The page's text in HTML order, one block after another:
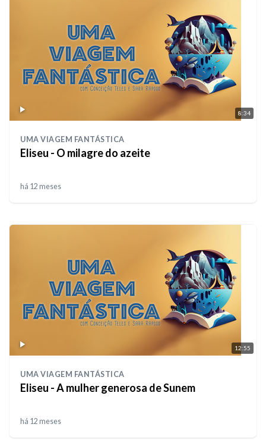
8:34
UMA VIAGEM FANTÁSTICA
Eliseu - O milagre do azeite
há 12 meses
12:55
UMA VIAGEM FANTÁSTICA
Eliseu - A mulher generosa de Sunem
há 12 meses